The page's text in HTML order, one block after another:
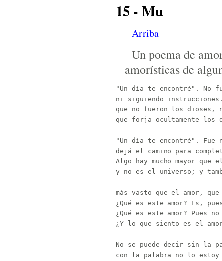
15 - Mu
Arriba
Un poema de
amorísticas de
"Un día te encontré". No
ni siguiendo
que no fueron los dioses,
que forja ocultamente los
"Un día te encontré". Fue
dejá el camino para
Algo hay mucho mayor que
y no es el universo; y
más vasto que el amor, que
¿Qué es este amor? Es,
¿Qué es este amor? Pues
¿Y lo que siento es el
No se puede decir sin la
con la palabra no lo estoy